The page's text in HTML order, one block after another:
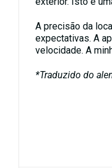
A precisão da
expectativas. A
velocidade. A
*Traduzido do